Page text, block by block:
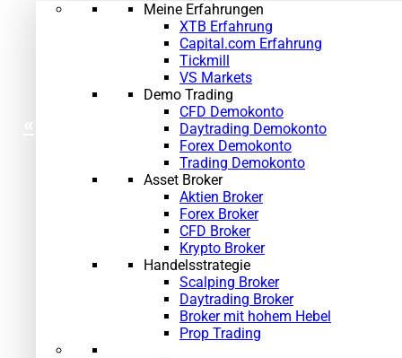
Meine Erfahrungen
XTB Erfahrung
Capital.com Erfahrung
Tickmill
VS Markets
Demo Trading
CFD Demokonto
Daytrading Demokonto
Forex Demokonto
Trading Demokonto
Asset Broker
Aktien Broker
Forex Broker
CFD Broker
Krypto Broker
Handelsstrategie
Scalping Broker
Daytrading Broker
Broker mit hohem Hebel
Prop Trading